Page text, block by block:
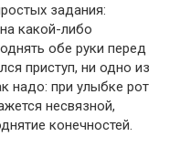
задания:
какой-либо
обе руки перед
приступ, ни одно из
надо: при улыбке рот
несвязной,
конечностей.